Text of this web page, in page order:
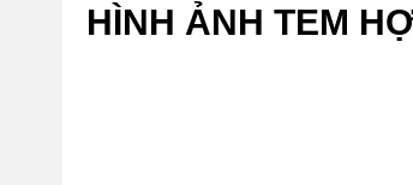
HÌNH ẢNH TEM